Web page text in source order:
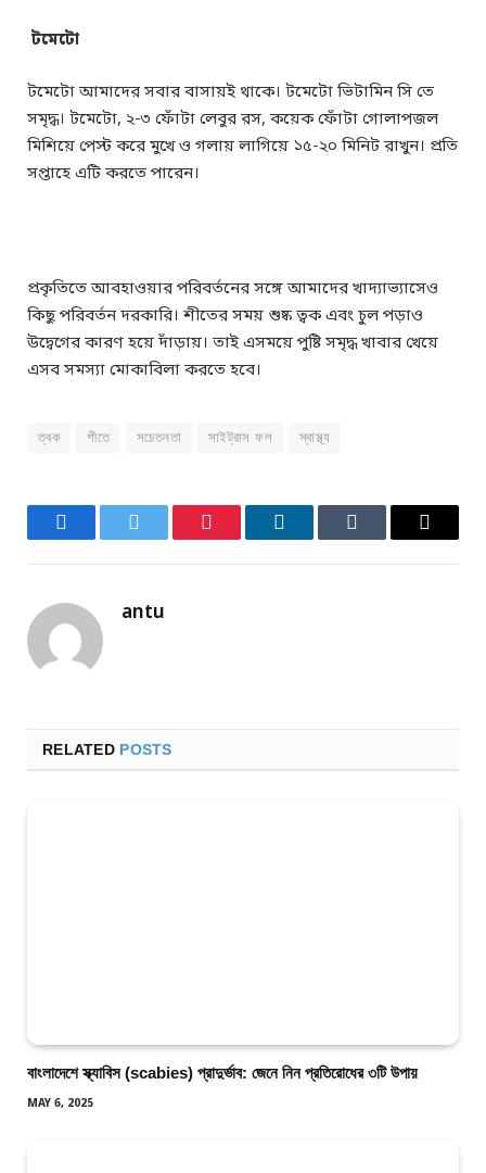
টমেটো
টমেটো আমাদের সবার বাসায়ই থাকে। টমেটো ভিটামিন সি তে
সমৃদ্ধ। টমেটো, ২-৩ ফোঁটা লেবুর রস, কয়েক ফোঁটা গোলাপজল
মিশিয়ে পেস্ট করে মুখে ও গলায় লাগিয়ে ১৫-২০ মিনিট রাখুন। প্রতি
সপ্তাহে এটি করতে পারেন।
প্রকৃতিতে আবহাওয়ার পরিবর্তনের সঙ্গে আমাদের খাদ্যাভ্যাসেও
কিছু পরিবর্তন দরকারি। শীতের সময় শুষ্ক ত্বক এবং চুল পড়াও
উদ্বেগের কারণ হয়ে দাঁড়ায়। তাই এসময়ে পুষ্টি সমৃদ্ধ খাবার খেয়ে
এসব সমস্যা মোকাবিলা করতে হবে।
ত্বক শীতে সচেতনতা সাইট্রাস ফল স্বাস্থ্য
FacebookTwitter PinterestLinkedInTumblr Email
antu
RELATED POSTS
বাংলাদেশে স্ক্যাবিস (scabies) প্রাদুর্ভাব: জেনে নিন প্রতিরোধের ৩টি উপায়
MAY 6, 2025